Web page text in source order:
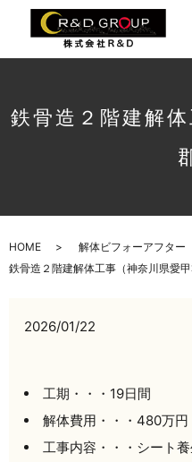
鉄骨造２階建解
HOME
解体ビフォーアフター
鉄骨造２階建解体工事（神奈川県愛甲
2026/01/22
工期・・・19日間
解体費用・・・480万円
工事内容・・・シート